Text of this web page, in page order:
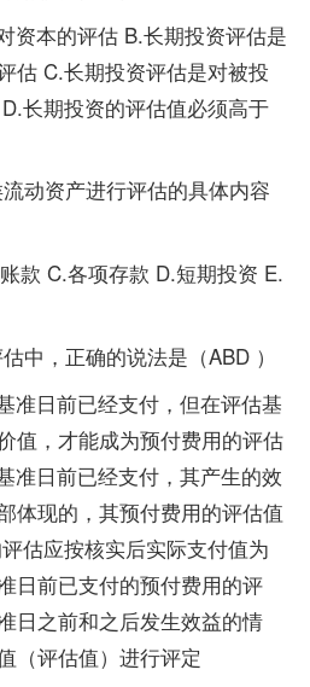
本的评估 B.长期投资评估是
估 C.长期投资评估是对被投
长期投资的评估值必须高于
资产进行评估的具体内容
C.各项存款 D.短期投资 E.
，正确的说法是（ABD ）
日前已经支付，但在评估基
值，才能成为预付费用的评估
日前已经支付，其产生的效
体现的，其预付费用的评估值
估应按核实后实际支付值为
前已支付的预付费用的评
日之前和之后发生效益的情
（评估值）进行评定